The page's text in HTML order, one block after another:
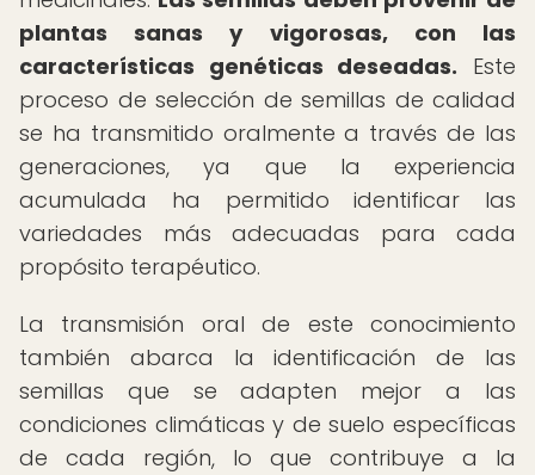
plantas sanas y vigorosas, con las
características genéticas deseadas. Este
proceso de selección de semillas de calidad
se ha transmitido oralmente a través de las
generaciones, ya que la experiencia
acumulada ha permitido identificar las
variedades más adecuadas para cada
propósito terapéutico.
La transmisión oral de este conocimiento
también abarca la identificación de las
semillas que se adapten mejor a las
condiciones climáticas y de suelo específicas
de cada región, lo que contribuye a la